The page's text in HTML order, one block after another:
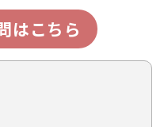
はこちら